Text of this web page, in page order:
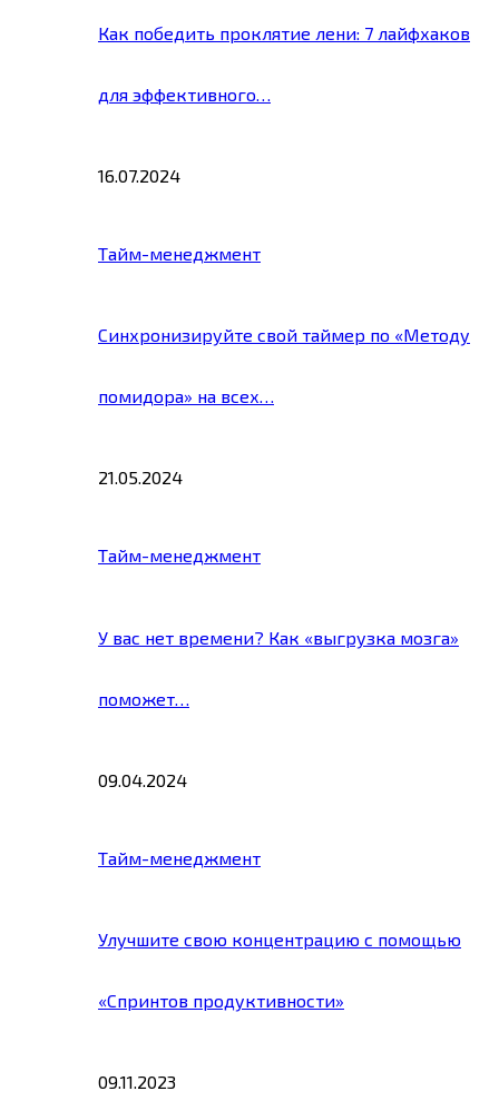
Как победить проклятие лени: 7 лайфхаков
для эффективного…
16.07.2024
Тайм-менеджмент
Синхронизируйте свой таймер по «Методу
помидора» на всех…
21.05.2024
Тайм-менеджмент
У вас нет времени? Как «выгрузка мозга»
поможет…
09.04.2024
Тайм-менеджмент
Улучшите свою концентрацию с помощью
«Спринтов продуктивности»
09.11.2023